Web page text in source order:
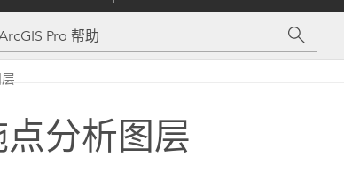
空间数据
Esri 产品、合作伙伴产品和开发
施管理
创建现代化、有弹性且可持续发展
础设施工程与周围环境的关系。
设施管理
文档
My Esri
术领导者之声
行业新闻和 ArcGIS 更新
事
合作伙伴
招贤纳士
联系我们
分析图层